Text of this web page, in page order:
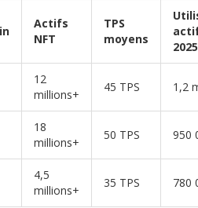
Actifs
NFT
TPS
moyens
12
millions+
45 TPS 1,2
18
millions+
50 TPS 950
4,5
millions+
35 TPS 780